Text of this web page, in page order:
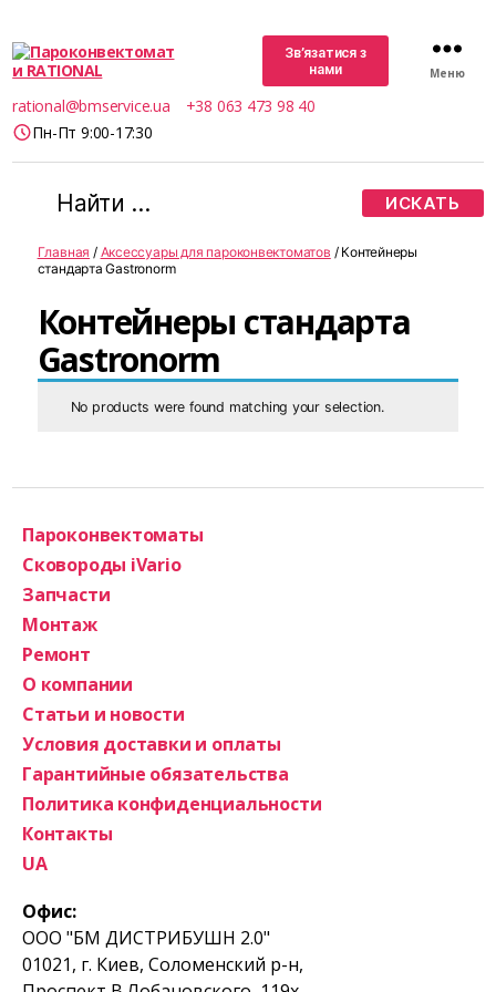
RATIONAL
Зв’язатися з
нами
rational@bmservice.ua
+38 063 473 98 40
Пн-Пт 9:00-17:30
Меню
Поиск:
Главная / Аксессуары для пароконвектоматов / Контейнеры
стандарта Gastronorm
Контейнеры стандарта
Gastronorm
No products were found matching your selection.
Офис:
ООО "БМ ДИСТРИБУШН 2.0"
01021, г. Киев, Соломенский р-н,
Пароконвектоматы
Сковороды iVario
Запчасти
Монтаж
Ремонт
О компании
Статьи и новости
Условия доставки и оплаты
Гарантийные обязательства
Политика конфиденциальности
Контакты
UA